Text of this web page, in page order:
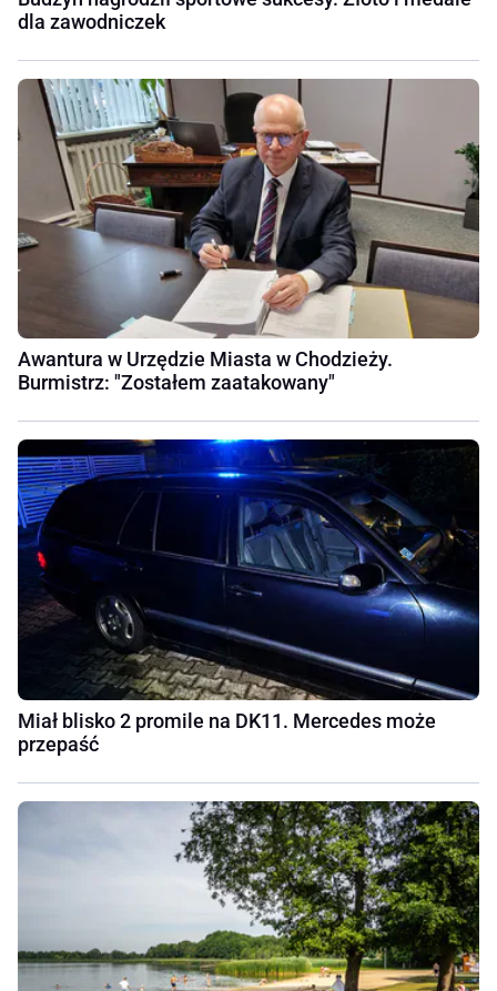
dla zawodniczek
Awantura w Urzędzie Miasta w Chodzieży.
Burmistrz: "Zostałem zaatakowany"
Miał blisko 2 promile na DK11. Mercedes może
przepaść